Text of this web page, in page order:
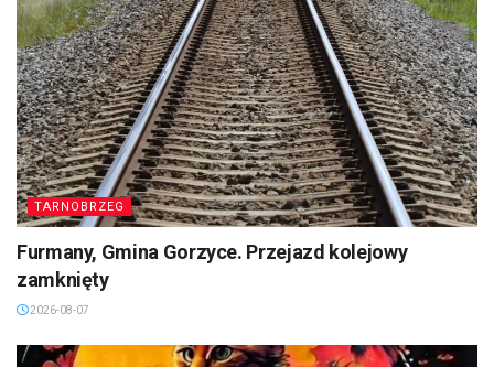
TARNOBRZEG
Furmany, Gmina Gorzyce. Przejazd kolejowy
zamknięty
2026-08-07